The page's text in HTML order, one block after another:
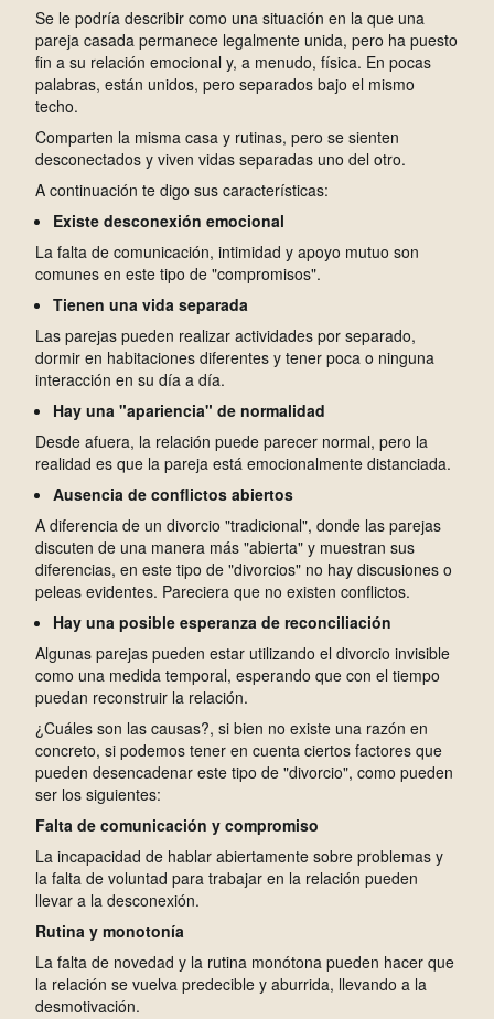
Se le podría describir como una situación en la que una
pareja casada permanece legalmente unida, pero ha puesto
fin a su relación emocional y, a menudo, física. En pocas
palabras, están unidos, pero separados bajo el mismo
techo.
Comparten la misma casa y rutinas, pero se sienten
desconectados y viven vidas separadas uno del otro.
A continuación te digo sus características:
Existe desconexión emocional
La falta de comunicación, intimidad y apoyo mutuo son
comunes en este tipo de "compromisos".
Tienen una vida separada
Las parejas pueden realizar actividades por separado,
dormir en habitaciones diferentes y tener poca o ninguna
interacción en su día a día.
Hay una "apariencia" de normalidad
Desde afuera, la relación puede parecer normal, pero la
realidad es que la pareja está emocionalmente distanciada.
Ausencia de conflictos abiertos
A diferencia de un divorcio "tradicional", donde las parejas
discuten de una manera más "abierta" y muestran sus
diferencias, en este tipo de "divorcios" no hay discusiones o
peleas evidentes. Pareciera que no existen conflictos.
Hay una posible esperanza de reconciliación
Algunas parejas pueden estar utilizando el divorcio invisible
como una medida temporal, esperando que con el tiempo
puedan reconstruir la relación.
¿Cuáles son las causas?, si bien no existe una razón en
concreto, si podemos tener en cuenta ciertos factores que
pueden desencadenar este tipo de "divorcio", como pueden
ser los siguientes:
Falta de comunicación y compromiso
La incapacidad de hablar abiertamente sobre problemas y
la falta de voluntad para trabajar en la relación pueden
llevar a la desconexión.
Rutina y monotonía
La falta de novedad y la rutina monótona pueden hacer que
la relación se vuelva predecible y aburrida, llevando a la
desmotivación.